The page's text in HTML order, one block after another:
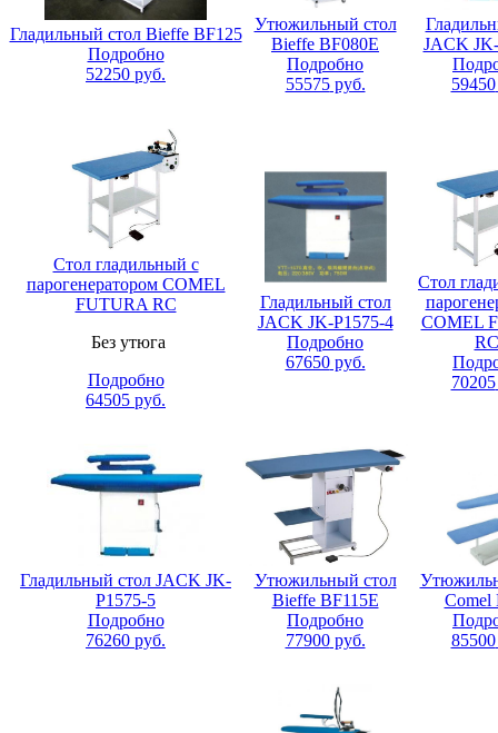
Гладильный стол Bieffe BF125
Подробно
52250 руб.
Утюжильный стол
Bieffe BF080E
Подробно
55575руб.
JACK
59450
Стол гладильный с
парогенератором COMEL
FUTURA RC
Без утюга
Подробно
64505 руб.
Гладильный стол
JACK JK-P1575-4
Подробно
67650руб.
Стол
COMEL
70205
Гладильный стол JACK JK-
P1575-5
Подробно
76260 руб.
Утюжильный стол
Bieffe BF115E
Подробно
77900руб.
Comel
85500